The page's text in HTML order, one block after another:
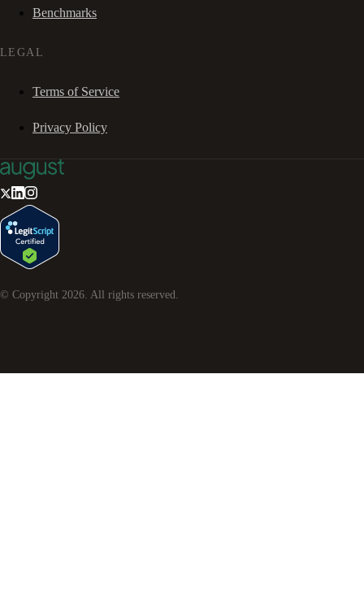
Benchmarks
LEGAL
Terms of Service
Privacy Policy
© Copyright 2026 . All rights reserved.